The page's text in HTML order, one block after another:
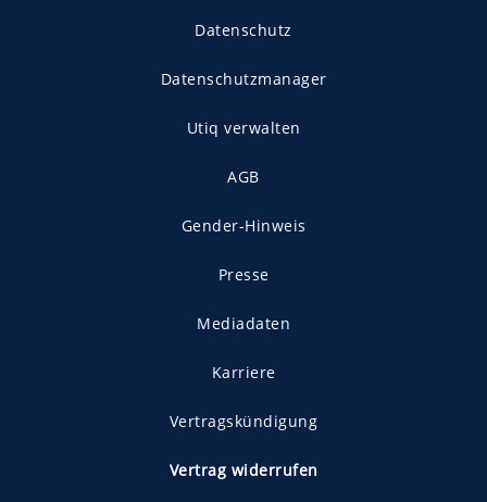
Datenschutz
Datenschutzmanager
Utiq verwalten
AGB
Gender-Hinweis
Presse
Mediadaten
Karriere
Vertragskündigung
Vertrag widerrufen